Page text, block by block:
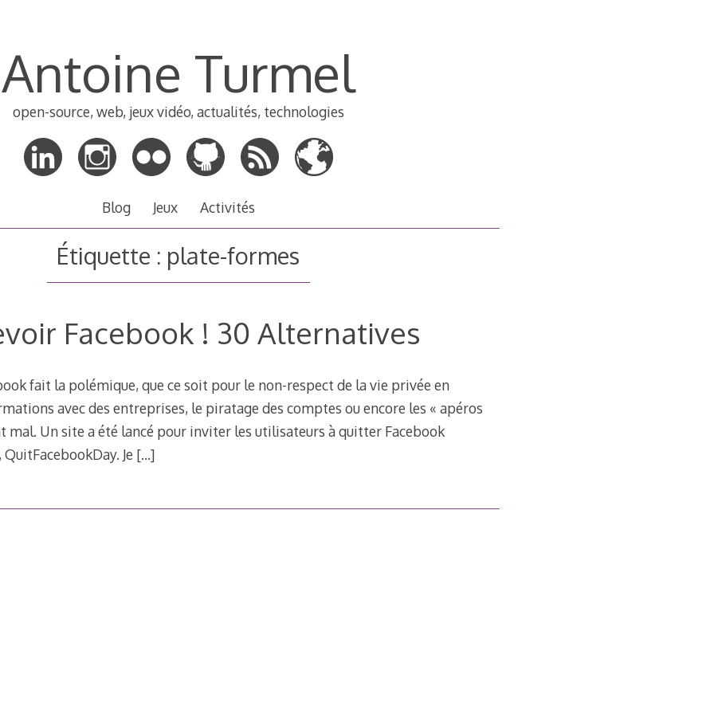
Antoine Turmel
open-source, web, jeux vidéo, actualités, technologies
Blog Jeux Activités
Étiquette : plate-formes
Facebook ! 30 Alternatives
fait la polémique, que ce soit pour le non-respect de la vie privée en
avec des entreprises, le piratage des comptes ou encore les « apéros
mal. Un site a été lancé pour inviter les utilisateurs à quitter Facebook
QuitFacebookDay. Je […]